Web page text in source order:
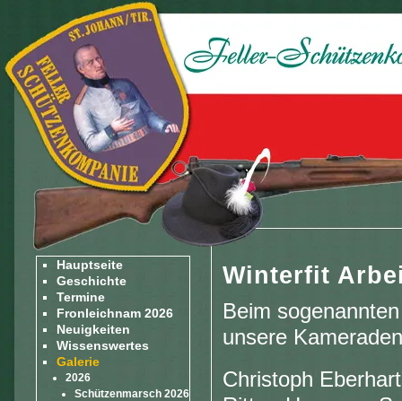
Hauptseite
Geschichte
Termine
Fronleichnam 2026
Neuigkeiten
Wissenswertes
Galerie
2026
Schützenmarsch 2026
Winterfit
Beim
unsere Kameraden
Christoph